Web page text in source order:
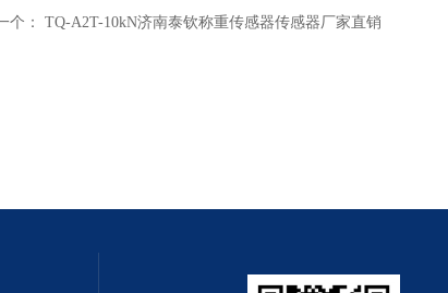
个： TQ-A2T-10kN济南泰钦称重传感器传感器厂家直销